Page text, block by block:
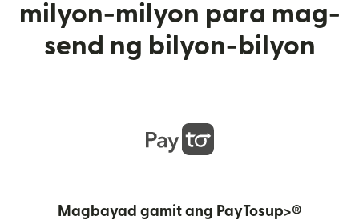
milyon-milyon para mag-
send ng bilyon-bilyon
Magbayad gamit ang PayTosup>®